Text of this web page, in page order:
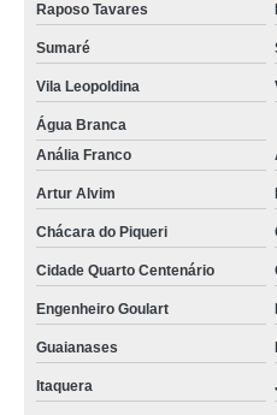
Raposo Tavares
Sumaré
Vila Leopoldina
Água Branca
Anália Franco
Artur Alvim
Chácara do Piqueri
Cidade Quarto Centenário
Engenheiro Goulart
Guaianases
Itaquera